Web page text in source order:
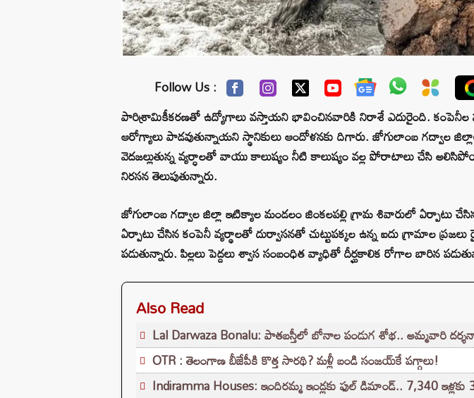
Follow Us :
పారిశ్రామికీకరణతో ఉద్యోగాలు వస్తాయని భావించినవారికి నిరాశే ఎదురైంది. కంపెనీల
ఆరోగ్యాలు పాడవుతున్నాయని స్థానికులు ఆందోళనకు దిగారు. జోగులాంబ గద్వాల
వెదజల్లుతున్న వ్యర్ధాలతో వాయు కాలుష్యం నీటి కాలుష్యం వల్ల పోరాటాలు చేసి
నిరసన తెలుపుతున్నారు.
జోగులాంబ గద్వాల జిల్లా ఇటిక్యాల మండలం జింకలపల్లి గ్రామ శివారులో ఏర్పాటు
ఏర్పాటు చేసిన కంపెనీ వ్యర్థాలతో దుర్వాసనతో చుట్టుపక్కల ఉన్న ఐదు గ్రామాల ప్రజలు
పడుతున్నారు. పిల్లలు పెద్దలు శ్వాస సంబంధిత వ్యాధితో దీర్ఘకాలిక రోగాల బారిన
Also Read
Lal Darwaza Bonalu: పాతబస్తీలో బోనాల పండుగ శోభ.. అమ్మవారి
OTR : తెలంగాణ బీజేపీకి కొత్త సారథి? మళ్లీ బండి సంజయ్‌కే పగ్గాలు!
Indiramma Houses: ఇందిరమ్మ ఇండ్లకు ఫుల్ డిమాండ్.. 7,340 ఇళ్లకు